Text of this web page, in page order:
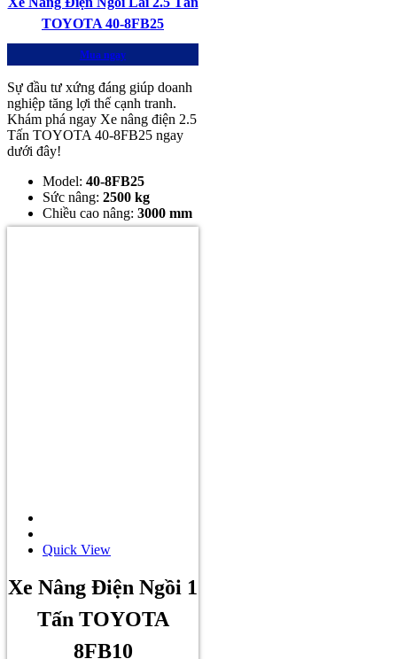
TOYOTA 40-8FB25
Mua ngay
Sự đầu tư xứng đáng giúp doanh
nghiệp tăng lợi thế cạnh tranh.
Khám phá ngay Xe nâng điện 2.5
Tấn TOYOTA 40-8FB25 ngay
dưới đây!
Model: 40-8FB25
Sức nâng: 2500 kg
Chiều cao nâng: 3000 mm
Quick View
Xe Nâng Điện Ngồi 1
Tấn TOYOTA
8FB10